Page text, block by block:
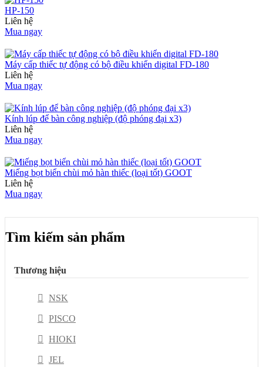
HP-150
Liên hệ
Mua ngay
Máy cấp thiếc tự động có bộ điều khiển digital FD-180
Liên hệ
Mua ngay
Kính lúp để bàn công nghiệp (độ phóng đại x3)
Liên hệ
Mua ngay
Miếng bọt biển chùi mỏ hàn thiếc (loại tốt) GOOT
Liên hệ
Mua ngay
Tìm kiếm sản phẩm
Thương hiệu
NSK
PISCO
HIOKI
JEL